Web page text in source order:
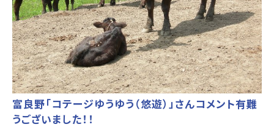
富良野「コテージゆうゆう（悠遊）」さんコメント有難
うございました！！